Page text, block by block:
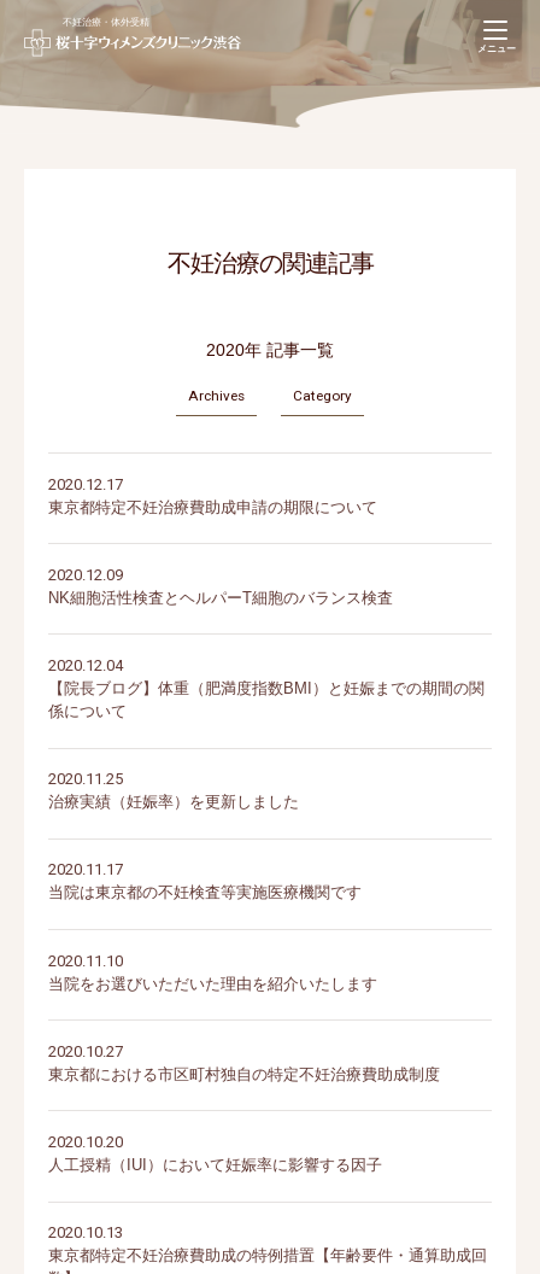
不妊治療・体外受精
メニュー
【不妊治療専用】
不妊治療の関連記事
2020年 記事一覧
Archives Category
2020.12.17
東京都特定不妊治療費助成申請の期限について
2020.12.09
NK細胞活性検査とヘルパーT細胞のバランス検査
2020.12.04
【院長ブログ】体重（肥満度指数BMI）と妊娠までの期間の関
係について
2020.11.25
治療実績（妊娠率）を更新しました
2020.11.17
当院は東京都の不妊検査等実施医療機関です
2020.11.10
当院をお選びいただいた理由を紹介いたします
2020.10.27
東京都における市区町村独自の特定不妊治療費助成制度
2020.10.20
人工授精（IUI）において妊娠率に影響する因子
2020.10.13
東京都特定不妊治療費助成の特例措置【年齢要件・通算助成回